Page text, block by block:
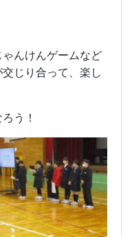
んけんゲームなど
じり合って、楽し
う！